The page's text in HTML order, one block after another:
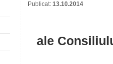
Publicat: 13.10.2014
ale